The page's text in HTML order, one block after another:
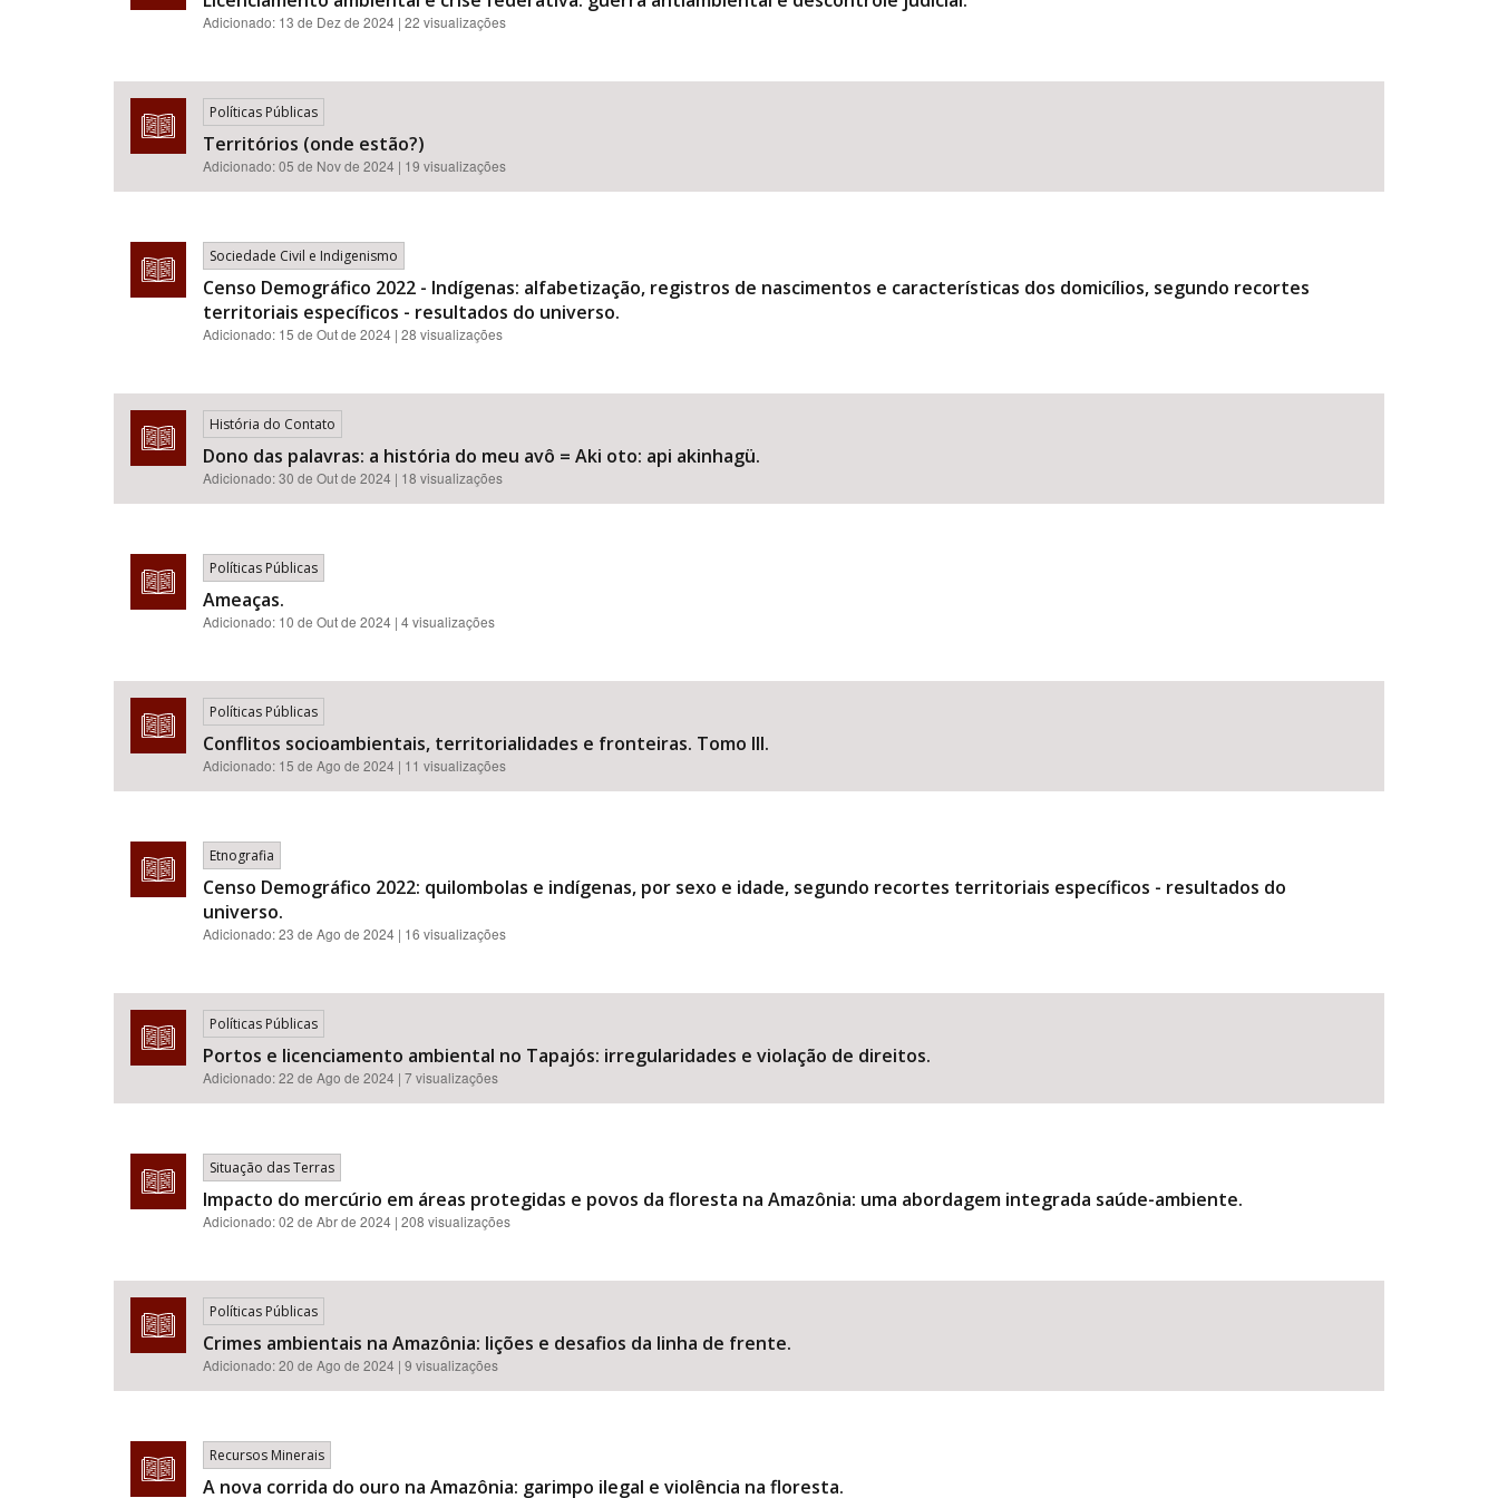
Adicionado: 13 de Dez de 2024 | 22 visualizações
Políticas Públicas
Territórios (onde estão?)
Adicionado:05 de Nov de 2024 | 19 visualizações
Sociedade Civil e Indigenismo
Censo Demográfico 2022 - Indígenas: alfabetização, registros de nascimentos e características dos domicílios, segundo recortes
territoriais específicos - resultados do universo.
Adicionado: 15 de Out de 2024 | 28 visualizações
História do Contato
Dono das palavras: a história do meu avô = Aki oto: api akinhagü.
Adicionado:30 de Out de 2024 | 18 visualizações
Políticas Públicas
Ameaças.
Adicionado: 10 de Out de 2024 | 4 visualizações
Políticas Públicas
Conflitos socioambientais, territorialidades e fronteiras. Tomo III.
Adicionado: 15 de Ago de 2024 | 11 visualizações
Etnografia
Censo Demográfico 2022: quilombolas e indígenas, por sexo e idade, segundo recortes territoriais específicos - resultados do
universo.
Adicionado:23 de Ago de 2024 | 16 visualizações
Políticas Públicas
Portos e licenciamento ambiental no Tapajós: irregularidades e violação de direitos.
Adicionado:22 de Ago de 2024 | 7 visualizações
Situação das Terras
Impacto do mercúrio em áreas protegidas e povos da floresta na Amazônia: uma abordagem integrada saúde-ambiente.
Adicionado:02 de Abr de 2024 | 208 visualizações
Políticas Públicas
Crimes ambientais na Amazônia: lições e desafios da linha de frente.
Adicionado:20 de Ago de 2024 | 9 visualizações
Recursos Minerais
A nova corrida do ouro na Amazônia: garimpo ilegal e violência na floresta.